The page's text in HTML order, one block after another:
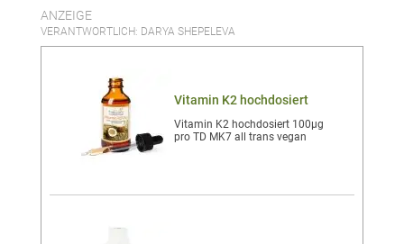
ANZEIGE
VERANTWORTLICH: DARYA SHEPELEVA
Vitamin K2 hochdosiert
Vitamin K2 hochdosiert 100µg
pro TD MK7 all trans vegan